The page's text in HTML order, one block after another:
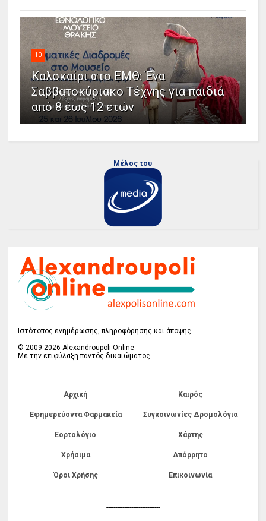
10
Καλοκαίρι στο ΕΜΘ: Ένα
Σαββατοκύριακο Τέχνης για παιδιά
από 8 έως 12 ετών
Μέλος του
Ιστότοπος ενημέρωσης, πληροφόρησης και άποψης
© 2009-2026 Alexandroupoli Online
Με την επιφύλαξη παντός δικαιώματος.
Αρχική Καιρός
Εφημερεύοντα Φαρμακεία Συγκοινωνίες Δρομολόγια
Εορτολόγιο Χάρτης
Χρήσιμα Απόρρητο
Όροι Χρήσης Επικοινωνία
------------------------------